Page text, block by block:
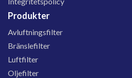
Produkter
Avluftningsfilter
Bränslefilter
Luftfilter
Oljefilter